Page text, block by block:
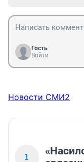
Гость
Войти
Новости СМИ2
1